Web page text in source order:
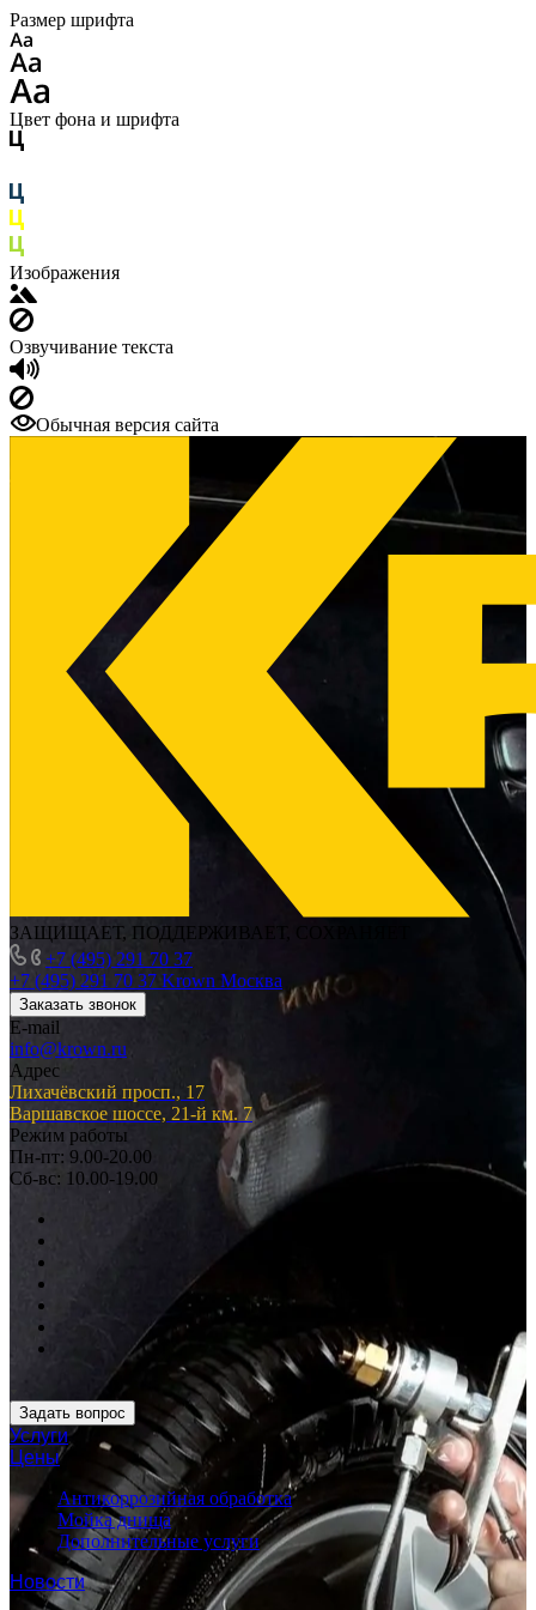
Размер шрифта
Цвет фона и шрифта
Изображения
Озвучивание текста
Обычная версия сайта
ЗАЩИЩАЕТ, ПОДДЕРЖИВАЕТ, СОХРАНЯЕТ
+7 (495) 291 70 37
+7 (495) 291 70 37 Krown Москва
Заказать звонок
E-mail
info@krown.ru
Адрес
Лихачёвский просп., 17
Варшавское шоссе, 21-й км. 7
Режим работы
Пн-пт: 9.00-20.00
Сб-вс: 10.00-19.00
Задать вопрос
Услуги
Цены
Антикоррозийная обработка
Мойка днища
Дополнительные услуги
Новости